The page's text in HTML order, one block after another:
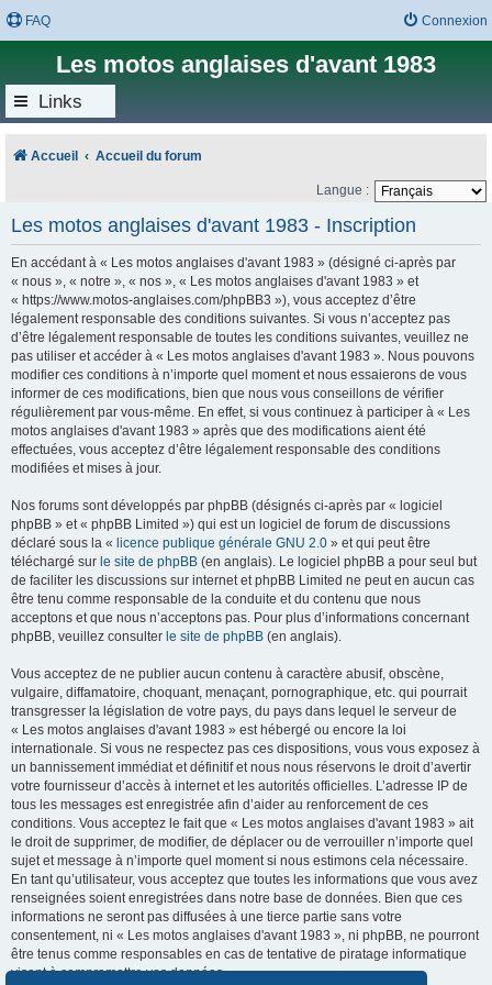
FAQ Connexion
Les motos anglaises d'avant 1983
Links
Accueil Accueil du forum
Langue :
Les motos anglaises d'avant 1983 - Inscription
En accédant à « Les motos anglaises d'avant 1983 » (désigné ci-après par
« nous », « notre », « nos », « Les motos anglaises d'avant 1983 » et
« https://www.motos-anglaises.com/phpBB3 »), vous acceptez d’être
légalement responsable des conditions suivantes. Si vous n’acceptez pas
d’être légalement responsable de toutes les conditions suivantes, veuillez ne
pas utiliser et accéder à « Les motos anglaises d'avant 1983 ». Nous pouvons
modifier ces conditions à n’importe quel moment et nous essaierons de vous
informer de ces modifications, bien que nous vous conseillons de vérifier
régulièrement par vous-même. En effet, si vous continuez à participer à « Les
motos anglaises d'avant 1983 » après que des modifications aient été
effectuées, vous acceptez d’être légalement responsable des conditions
modifiées et mises à jour.
Nos forums sont développés par phpBB (désignés ci-après par « logiciel
phpBB » et « phpBB Limited ») qui est un logiciel de forum de discussions
déclaré sous la « licence publique générale GNU 2.0 » et qui peut être
téléchargé sur le site de phpBB (en anglais). Le logiciel phpBB a pour seul but
de faciliter les discussions sur internet et phpBB Limited ne peut en aucun cas
être tenu comme responsable de la conduite et du contenu que nous
acceptons et que nous n’acceptons pas. Pour plus d’informations concernant
phpBB, veuillez consulter le site de phpBB (en anglais).
Vous acceptez de ne publier aucun contenu à caractère abusif, obscène,
vulgaire, diffamatoire, choquant, menaçant, pornographique, etc. qui pourrait
transgresser la législation de votre pays, du pays dans lequel le serveur de
« Les motos anglaises d'avant 1983 » est hébergé ou encore la loi
internationale. Si vous ne respectez pas ces dispositions, vous vous exposez à
un bannissement immédiat et définitif et nous nous réservons le droit d’avertir
votre fournisseur d’accès à internet et les autorités officielles. L’adresse IP de
tous les messages est enregistrée afin d’aider au renforcement de ces
conditions. Vous acceptez le fait que « Les motos anglaises d'avant 1983 » ait
le droit de supprimer, de modifier, de déplacer ou de verrouiller n’importe quel
sujet et message à n’importe quel moment si nous estimons cela nécessaire.
En tant qu’utilisateur, vous acceptez que toutes les informations que vous avez
renseignées soient enregistrées dans notre base de données. Bien que ces
informations ne seront pas diffusées à une tierce partie sans votre
consentement, ni « Les motos anglaises d'avant 1983 », ni phpBB, ne pourront
être tenus comme responsables en cas de tentative de piratage informatique
visant à compromettre vos données.